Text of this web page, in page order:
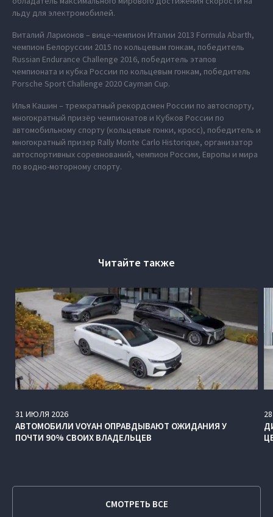
льду для электромобилей.
Виталий Ларионов – вице-чемпион Италии 2013 Formula Abarth,
чемпион Белоруссии 2015 по кольцевым гонкам, победитель
Russian Endurance Challenge 2016, победитель этапов
чемпионата и кубка России по кольцевым гонкам, победитель
Porsche Sport Challenge 2020 Cayman Cup.
Илья Кашин – трехкратный рекордсмен России по автоспорту,
многократный призёр чемпионатов и Кубков России по
автомобильному спорту (кольцевые гонки, кросс), победитель и
многократный призер Rally Monte Carlo Historique, организатор
автоспортивных соревнований, чемпион России, Европы и мира
по водно-моторному спорту.
Читайте также
31 ИЮЛЯ 2026
АВТОМОБИЛИ VOYAH ОПРАВДЫВАЮТ ОЖИДАНИЯ У
ПОЧТИ 90% СВОИХ ВЛАДЕЛЬЦЕВ
28
СМОТРЕТЬ ВСЕ